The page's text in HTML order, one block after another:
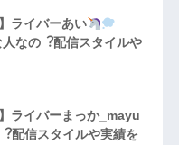
ライバーあい
なの︖配信スタイルや
ライバーまっか_mayu
配信スタイルや実績を